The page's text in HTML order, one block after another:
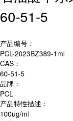
60-51-5
产品编号：
PCL-2023BZ389-1ml
CAS：
60-51-5
品牌：
PCL
产品特性描述：
100ug/ml